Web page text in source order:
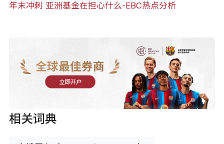
年末冲刺 亚洲基金在担心什么-EBC热点分析
全球最佳券商
立即开户
相关词典